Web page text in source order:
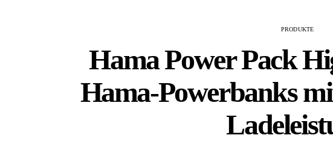
PRODUKTE
Hama Power Pack
Hama-Powerbanks